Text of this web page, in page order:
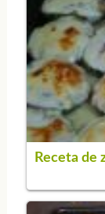
Receta de